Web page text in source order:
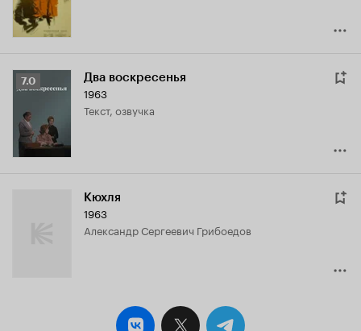
Рейтинг
7.0
7.0 Два воскресенья
1963
текст, озвучка
Кюхля
1963
Александр Сергеевич Грибоедов